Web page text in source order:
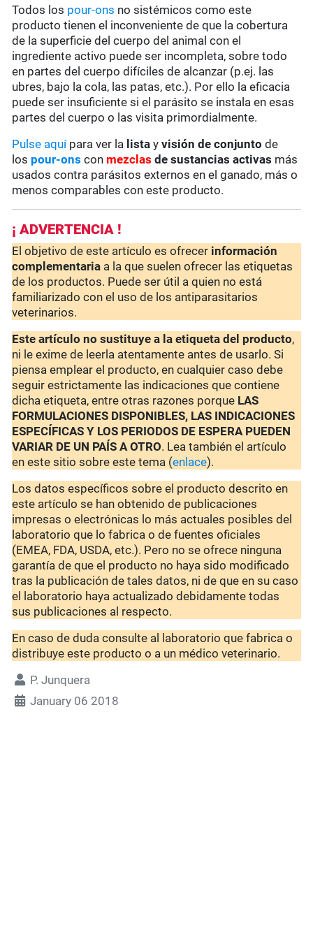
Todos los pour-ons no sistémicos como este
producto tienen el inconveniente de que la cobertura
de la superficie del cuerpo del animal con el
ingrediente activo puede ser incompleta, sobre todo
en partes del cuerpo difíciles de alcanzar (p.ej. las
ubres, bajo la cola, las patas, etc.). Por ello la eficacia
puede ser insuficiente si el parásito se instala en esas
partes del cuerpo o las visita primordialmente.
Pulse aquípara ver la lista yvisión de conjunto de
los pour-ons con mezclas de sustancias activas más
usados contra parásitos externos en el ganado, más o
menos comparables con este producto.
¡ ADVERTENCIA !
El objetivo de este artículo es ofrecer información
complementaria a la que suelen ofrecer las etiquetas
de los productos. Puede ser útil a quien no está
familiarizado con el uso de los antiparasitarios
veterinarios.
Este artículo no sustituye a la etiqueta del producto,
ni le exime de leerla atentamente antes de usarlo. Si
piensa emplear el producto, en cualquier caso debe
seguir estrictamente las indicaciones que contiene
dicha etiqueta, entre otras razones porque LAS
FORMULACIONES DISPONIBLES, LAS INDICACIONES
ESPECÍFICAS Y LOS PERIODOS DE ESPERA PUEDEN
VARIAR DE UN PAÍS A OTRO. Lea también el artículo
en este sitio sobre este tema (enlace).
Los datos específicos sobre el producto descrito en
este artículo se han obtenido de publicaciones
impresas o electrónicas lo más actuales posibles del
laboratorio que lo fabrica o de fuentes oficiales
(EMEA, FDA, USDA, etc.). Pero no se ofrece ninguna
garantía de que el producto no haya sido modificado
tras la publicación de tales datos, ni de que en su caso
el laboratorio haya actualizado debidamente todas
sus publicaciones al respecto.
En caso de duda consulte al laboratorio que fabrica o
distribuye este producto o a un médico veterinario.
P. Junquera
January 06 2018